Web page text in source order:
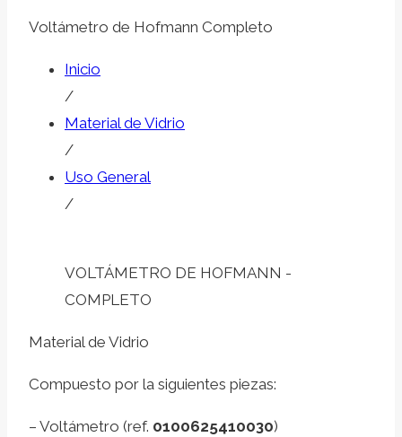
Voltámetro de Hofmann Completo
Inicio
/
Material de Vidrio
/
Uso General
/
VOLTÁMETRO DE HOFMANN -
COMPLETO
Material de Vidrio
Compuesto por la siguientes piezas:
– Voltámetro (ref. 0100625410030)